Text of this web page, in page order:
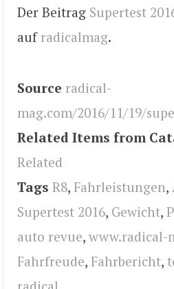
Der Beitrag Supertest
auf radicalmag.
Source radical-
mag.com/2016/11/19/
Related Items from
Related
Tags R8, Fahrleistungen,
Supertest 2016, Gewicht,
auto revue, www.radical-
Fahrfreude, Fahrbericht,